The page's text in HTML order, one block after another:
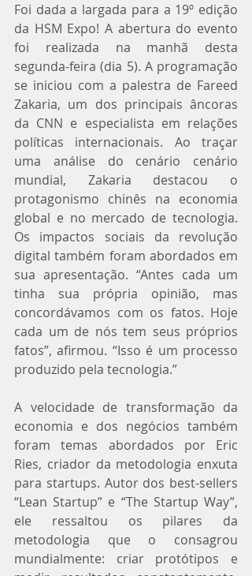
Foi dada a largada para a 19º edição
da HSM Expo! A abertura do evento
foi realizada na manhã desta
segunda-feira (dia 5). A programação
se iniciou com a palestra de Fareed
Zakaria, um dos principais âncoras
da CNN e especialista em relações
políticas internacionais. Ao traçar
uma análise do cenário cenário
mundial, Zakaria destacou o
protagonismo chinês na economia
global e no mercado de tecnologia.
Os impactos sociais da revolução
digital também foram abordados em
sua apresentação. “Antes cada um
tinha sua própria opinião, mas
concordávamos com os fatos. Hoje
cada um de nós tem seus próprios
fatos”, afirmou. “Isso é um processo
produzido pela tecnologia.”
A velocidade de transformação da
economia e dos negócios também
foram temas abordados por Eric
Ries, criador da metodologia enxuta
para startups. Autor dos best-sellers
“Lean Startup” e “The Startup Way”,
ele ressaltou os pilares da
metodologia que o consagrou
mundialmente: criar protótipos e